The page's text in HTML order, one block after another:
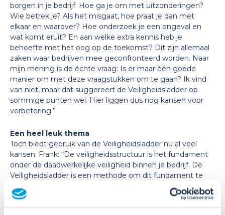
borgen in je bedrijf. Hoe ga je om met uitzonderingen?
Wie betrek je? Als het misgaat, hoe praat je dan met
elkaar en waarover? Hoe onderzoek je een ongeval en
wat komt eruit? En aan welke extra kennis heb je
behoefte met het oog op de toekomst? Dit zijn allemaal
zaken waar bedrijven mee geconfronteerd worden. Naar
mijn mening is de échte vraag: Is er maar één goede
manier om met deze vraagstukken om te gaan? Ik vind
van niet, maar dat suggereert de Veiligheidsladder op
sommige punten wel. Hier liggen dus nog kansen voor
verbetering.”
Een heel leuk thema
Toch biedt gebruik van de Veiligheidsladder nu al veel
kansen. Frank: “De veiligheidsstructuur is het fundament
onder de daadwerkelijke veiligheid binnen je bedrijf. De
Veiligheidsladder is een methode om dit fundament te
versterken. Met een kwalificatie op de Veiligheidsladder
kun je meedoen in meer aanbestedingen, maar je kunt er
zelf ook actief mee aan de slag om de veiligheid in je